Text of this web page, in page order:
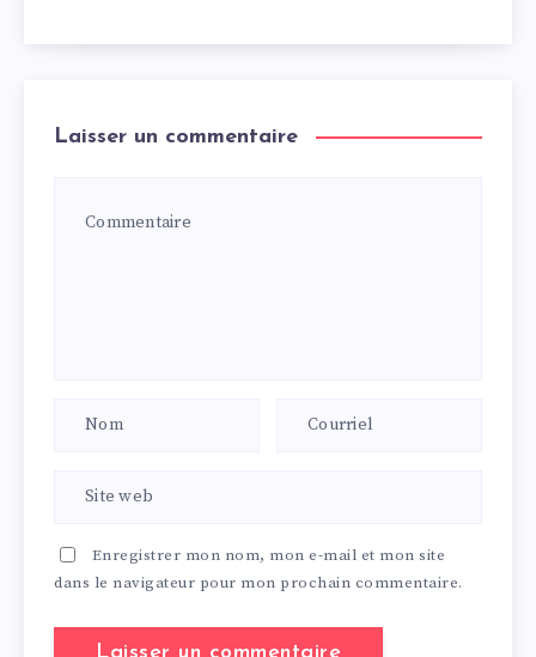
Laisser un commentaire
Enregistrer mon nom, mon e-mail et mon site
dans le navigateur pour mon prochain commentaire.